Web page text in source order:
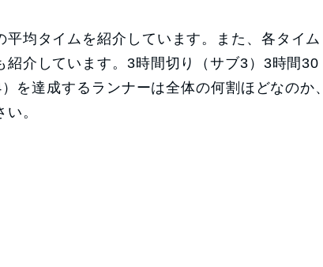
均タイムを紹介しています。また、各タイム
介しています。3時間切り（サブ3）3時間30
を達成するランナーは全体の何割ほどなのか、
。